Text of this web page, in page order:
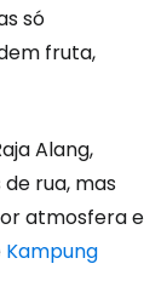
só
fruta,
Alang,
rua, mas
atmosfera e
Kampung